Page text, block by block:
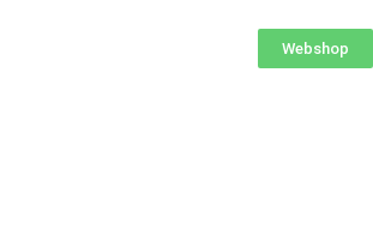
Webshop